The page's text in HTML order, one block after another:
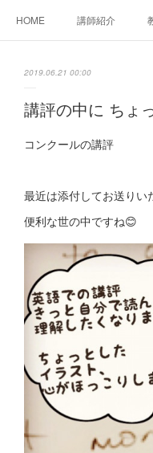
HOME 講師紹介
ご相談・体験レッスンお申し込み
2019.06.21 00:00
講評の中に ちょ
コンクールの講評
最近は添付してお送りい
便利な世の中ですね😊